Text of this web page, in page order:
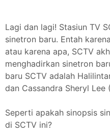
Lagi dan lagi! Stasiun TV
sinetron baru. Entah
atau karena apa, SCTV
menghadirkan sinetron
baru SCTV adalah
dan Cassandra Sheryl Lee
Seperti apakah sinopsis
di SCTV ini?